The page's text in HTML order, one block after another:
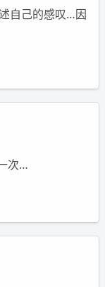
自己的感叹…因
次…